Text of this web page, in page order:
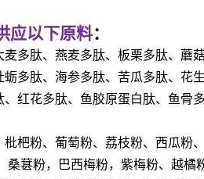
应以下原料：
多肽、燕麦多肽、板栗多肽、蘑
多肽、海参多肽、苦瓜多肽、花
红花多肽、鱼胶原蛋白肽、鱼骨
杷粉、葡萄粉、荔枝粉、西瓜
桑葚粉，巴西梅粉，紫梅粉、越橘